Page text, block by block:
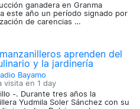
ganadera en Granma
este año un período signado por
de carencias …
aprenden del
y la jardinería
Bayamo
visita en 1 day
-. Durante tres años la
Yudmila Soler Sánchez con su